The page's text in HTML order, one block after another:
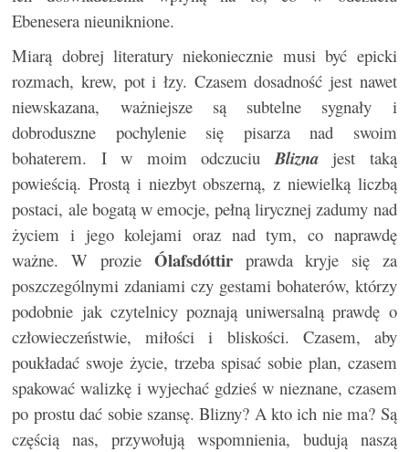
Ebenesera nieuniknione.
Miarą dobrej literatury niekoniecznie musi być epicki
rozmach, krew, pot i łzy. Czasem dosadność jest nawet
niewskazana, ważniejsze są subtelne sygnały i
dobroduszne pochylenie się pisarza nad swoim
bohaterem. I w moim odczuciuBliznajest taką
powieścią. Prostą i niezbyt obszerną, z niewielką liczbą
postaci, ale bogatą w emocje, pełną lirycznej zadumy nad
życiem i jego kolejami oraz nad tym, co naprawdę
ważne. W prozieÓlafsdóttir prawda kryje się za
poszczególnymi zdaniami czy gestami bohaterów, którzy
podobnie jak czytelnicy poznają uniwersalną prawdę o
człowieczeństwie, miłości i bliskości. Czasem, aby
poukładać swoje życie, trzeba spisać sobie plan, czasem
spakować walizkę i wyjechać gdzieś w nieznane, czasem
po prostu dać sobie szansę. Blizny? A kto ich nie ma? Są
częścią nas, przywołują wspomnienia, budują naszą